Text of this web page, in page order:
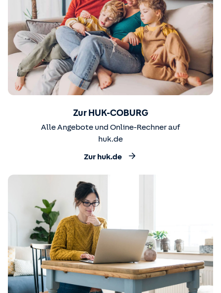
Zur HUK-COBURG
Alle Angebote und Online-Rechner auf
huk.de
Zur huk.de